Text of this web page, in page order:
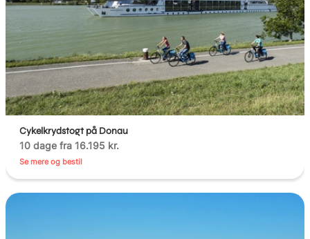
Cykelkrydstogt på Donau
10 dage fra 16.195 kr.
Se mere og bestil